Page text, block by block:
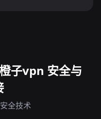
子vpn 安全与
全技术